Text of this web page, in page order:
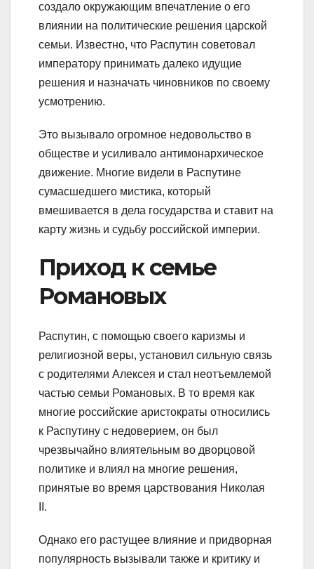
создало окружающим впечатление о его
влиянии на политические решения царской
семьи. Известно, что Распутин советовал
императору принимать далеко идущие
решения и назначать чиновников по своему
усмотрению.
Это вызывало огромное недовольство в
обществе и усиливало антимонархическое
движение. Многие видели в Распутине
сумасшедшего мистика, который
вмешивается в дела государства и ставит на
карту жизнь и судьбу российской империи.
Приход к семье
Романовых
Распутин, с помощью своего каризмы и
религиозной веры, установил сильную связь
с родителями Алексея и стал неотъемлемой
частью семьи Романовых. В то время как
многие российские аристократы относились
к Распутину с недоверием, он был
чрезвычайно влиятельным во дворцовой
политике и влиял на многие решения,
принятые во время царствования Николая
II.
Однако его растущее влияние и придворная
популярность вызывали также и критику и